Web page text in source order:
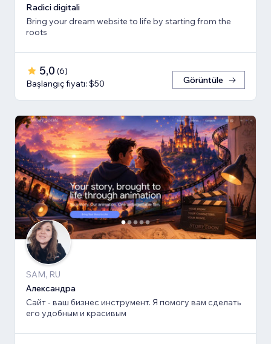
Radici digitali
Bring your dream website to life by starting from the
roots
5,0 (6)
Başlangıç fiyatı: $50
Görüntüle
SAM, RU
Александра
Сайт - ваш бизнес инструмент. Я помогу вам сделать
его удобным и красивым